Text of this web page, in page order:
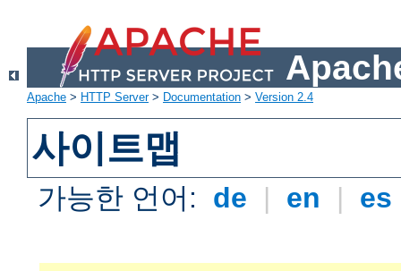
Apache > HTTP Server> Documentation > Version 2.4
사이트맵
가능한 언어: de | en | es